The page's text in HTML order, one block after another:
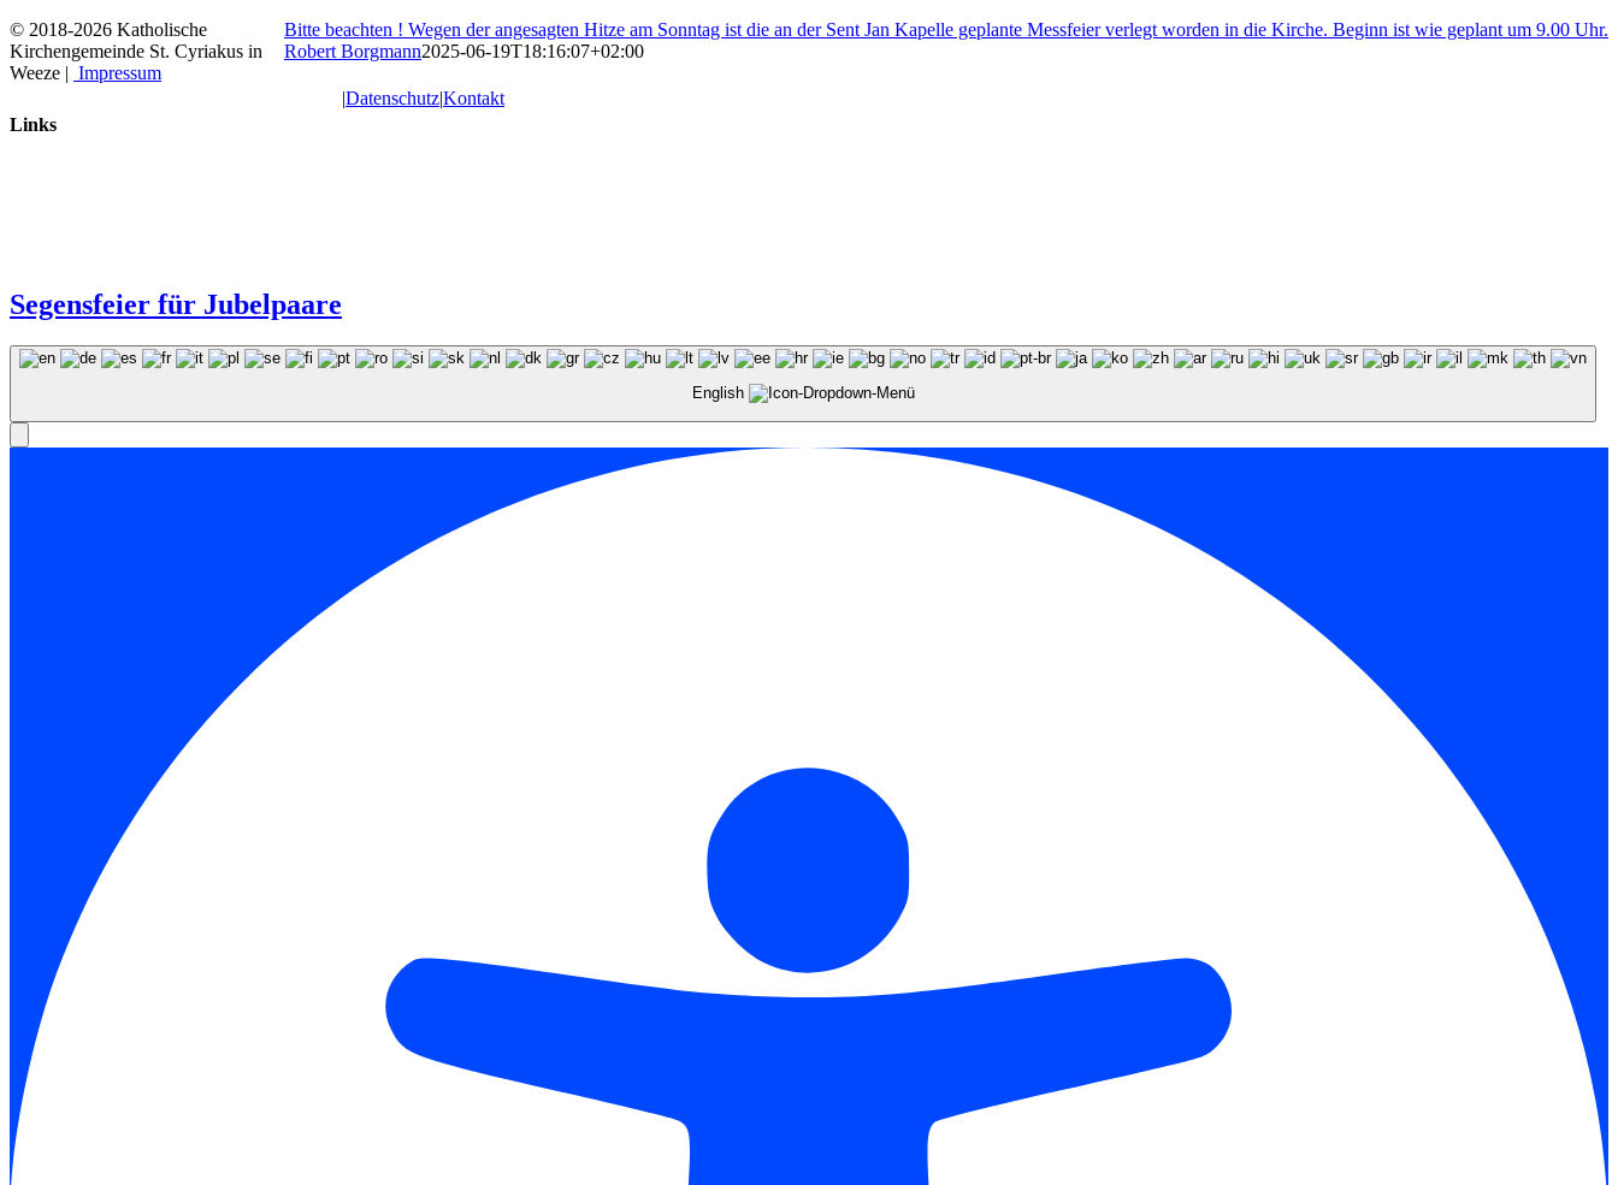
Bitte beachten ! Wegen der angesagten Hitze am Sonntag ist die an der Sent Jan Kapelle geplante Messfeier verlegt worden in die Kirche. Beginn ist wie geplant um 9.00 Uhr.
Robert Borgmann2025-06-19T18:16:07+02:00
Links
Segensfeier für Jubelpaare
© 2018-2026 Katholische
Kirchengemeinde St. Cyriakus in
Weeze | Impressum
|Datenschutz|Kontakt
English